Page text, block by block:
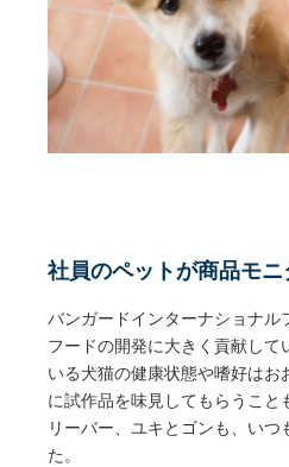
社員のペットが商品モニ
バンガードインターナショナル
フードの開発に大きく貢献して
いる犬猫の健康状態や嗜好はお
に試作品を味見してもらうこと
リーバー、ユキとゴンも、い
た。